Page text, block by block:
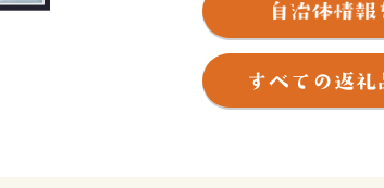
米沢は、寒暖の差が大きい気候条件
富な水、澄んだ空気など美味しい食
このため、全国を代表する米沢牛